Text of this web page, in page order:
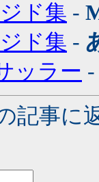
ド集 -
ド集 -
ッラー
記事に